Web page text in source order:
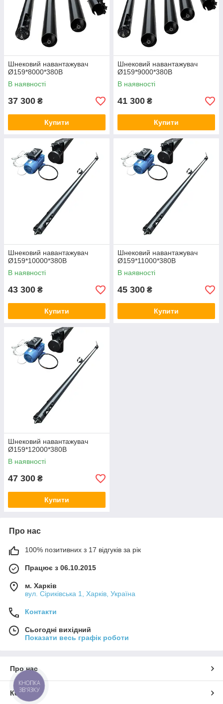
Шнековий навантажувач
Ø159*8000*380В
В наявності
37 300 ₴
Купити
Шнековий навантажувач
Ø159*9000*380В
В наявності
41 300 ₴
Купити
Шнековий навантажувач
Ø159*10000*380В
В наявності
43 300 ₴
Купити
Шнековий навантажувач
Ø159*11000*380В
В наявності
45 300 ₴
Купити
Шнековий навантажувач
Ø159*12000*380В
В наявності
47 300 ₴
Купити
Про нас
100% позитивних з 17 відгуків за рік
Працює з 06.10.2015
м. Харків
вул. Сіриківська 1, Харків, Україна
Контакти
Сьогодні вихідний
Показати весь графік роботи
Про нас
Контакти
КНОПКА
ЗВ'ЯЗКУ